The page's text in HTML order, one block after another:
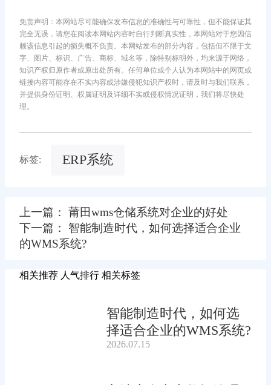
免责声明：本网站尽可能确保发布信息的准确性与可靠性，但不能保证其
完全无误，请您在阅读本网站内容时自行判断真实性，本网站对于您因信
赖该信息引起的损失概不负责。本网站发布的部分内容，包括但不限于文
字、图片、标识、广告、商标、域名等，除特别标明外，均来源于网络，
知识产权归原作者或原出处所有。任何单位或个人认为本网站中的网页或
链接内容可能存在不实内容或涉嫌侵犯知识产权时，请及时与我们联系，
并提供身份证明、权属证明及详细不实或侵权情况证明，我们将尽快处
理。
标签: ERP系统
上一篇： 莆田wms仓储系统对企业的好处
下一篇： 智能制造时代，如何选择适合企业
的WMS系统?
相关推荐 人气排行 相关标签
智能制造时代，如何选
择适合企业的WMS系统?
2026.07.15